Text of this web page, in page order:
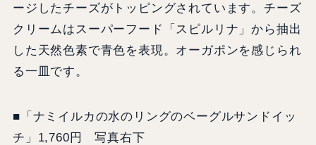
ージしたチーズがトッピングされています。チーズ
クリームはスーパーフード「スピルリナ」から抽出
した天然色素で青色を表現。オーガポンを感じられ
る一皿です。
■「ナミイルカの水のリングのベーグルサンドイッ
チ」1,760円 写真右下